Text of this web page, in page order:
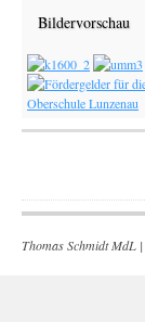
Bildervorschau
Thomas Schmidt MdL |